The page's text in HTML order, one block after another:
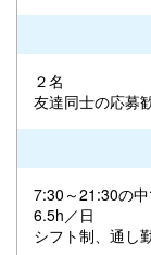
２名
友達同士の応募
7:30～21:30の
6.5h／日
シフト制、通し